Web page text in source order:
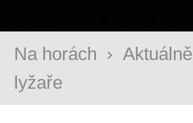
Na horách › Aktuálně
lyžaře